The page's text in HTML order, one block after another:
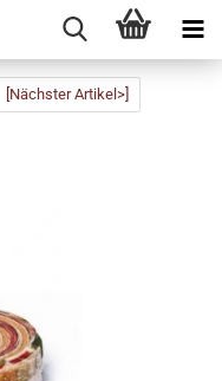
[Nächster Artikel>]